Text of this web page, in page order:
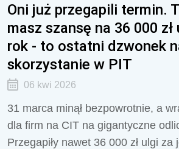
Oni już przegapili termin.
masz szansę na 36 000
rok - to ostatni dzwonek
skorzystanie w PIT
06 kwi 2026
31 marca minął bezpowrotnie, a
dla firm na CIT na gigantyczne
Przegapiły nawet 36 000 zł ulgi za